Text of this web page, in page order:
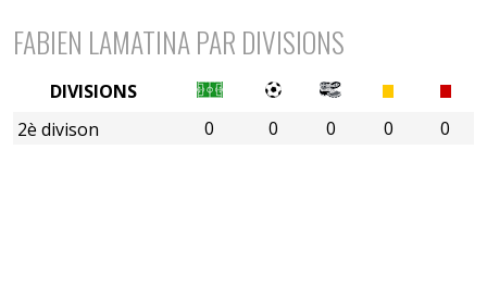
FABIEN LAMATINA PAR DIVISIONS
0 0 0 0 0
DIVISIONS
2è divison